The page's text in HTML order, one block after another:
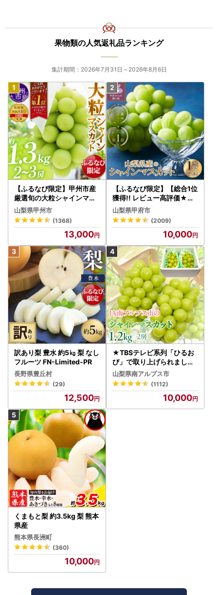
果物類の人気返礼品ランキング
集計期間：2026年7月31日～2026年8月6日
【ふるなび限定】甲州市産
厳選旬の大粒シャインマス
カット 約1.3kg 2～3房【2
026年発送】（MG）B12-
472 FN-Limited-VO シャ
インマスカット フルーツ
山梨県甲州市
(1368)
13,000
【ふるなび限定】【総合1位
獲得!! レビュー高評価★】
〈2026年度配送分〉山梨
県産 シャインマスカット 2
～3房（1.0kg以上）シャイ
ン フルーツ FN-Limited-S
P
山梨県甲府市
(2009)
10,000
訳あり梨 豊水 約5㎏ 梨 なし
フルーツ FN-Limited-PR
長野県豊丘村
(29)
12,500
★TBSテレビ系列「ひるお
び」で取り上げられました
！★＜2026年発送先行予
約＞絶品！南アルプス市産
シャインマスカット1.2kg A
LPAA003 | 人気 山梨産 高
評価 ランキング おすすめ |
山梨県南アルプス市
(1112)
10,000
くまもと梨 約3.5kg 梨 熊本
県産
熊本県長洲町
(360)
10,000